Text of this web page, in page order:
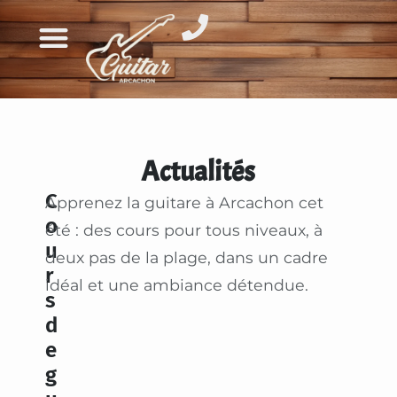
Actualités
C
o
u
r
s
d
e
g
Apprenez la guitare à Arcachon cet
été : des cours pour tous niveaux, à
deux pas de la plage, dans un cadre
idéal et une ambiance détendue.